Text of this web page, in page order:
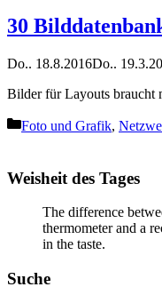
30
Do.. 18.8.2016Do..
Bilder für Layouts braucht
Kategorien
Foto und Grafik,
Weisheit des Tages
The difference
thermometer and a
in the taste.
Suche